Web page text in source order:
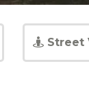
Street